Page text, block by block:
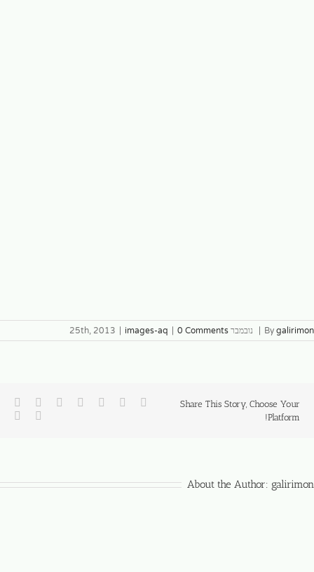
By galirimon נובמבר 25th, 2013 images-aq 0 Comments
Share This Story, Choose Your
Platform!
About the Author: galirimon